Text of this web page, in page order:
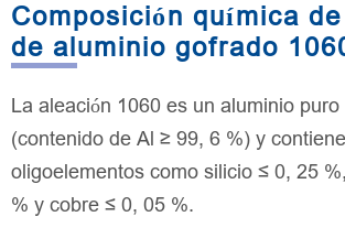
Composición química
de aluminio gofrado
La aleación 1060 es un aluminio puro
(contenido de Al ≥ 99, 6 %) y contiene
oligoelementos como silicio ≤ 0, 25
% y cobre ≤ 0, 05 %.